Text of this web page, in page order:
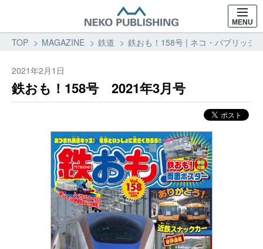
MENU
TOP MAGAZINE 鉄道 鉄おも！158号 | ネコ・パブリッシ
2021年2月1日
鉄おも！158号 2021年3月号